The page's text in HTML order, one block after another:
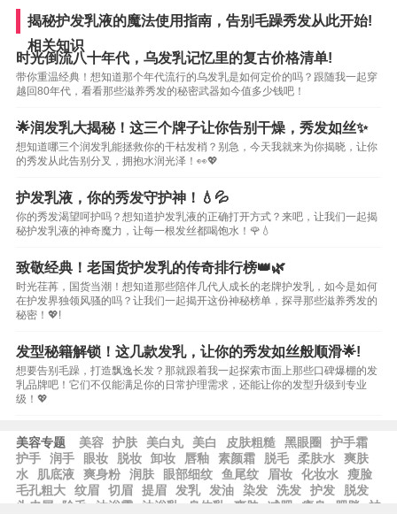
揭秘护发乳液的魔法使用指南，告别毛躁秀发从此开始!
相关知识
时光倒流八十年代，乌发乳记忆里的复古价格清单!
带你重温经典！想知道那个年代流行的乌发乳是如何定价的吗？跟随我一起穿
越回80年代，看看那些滋养秀发的秘密武器如今值多少钱吧！
🌟润发乳大揭秘！这三个牌子让你告别干燥，秀发如丝✨
想知道哪三个润发乳能拯救你的干枯发梢？别急，今天我就来为你揭晓，让你
的秀发从此告别分叉，拥抱水润光泽！👀💖
护发乳液，你的秀发守护神！💧💦
你的秀发渴望呵护吗？想知道护发乳液的正确打开方式？来吧，让我们一起揭
秘护发乳液的神奇魔力，让每一根发丝都喝饱水！🌹💧
致敬经典！老国货护发乳的传奇排行榜👑🌿
时光荏苒，国货当潮！想知道那些陪伴几代人成长的老牌护发乳，如今是如何
在护发界独领风骚的吗？让我们一起揭开这份神秘榜单，探寻那些滋养秀发的
秘密！💖!
发型秘籍解锁！这几款发乳，让你的秀发如丝般顺滑🌟!
想要告别毛躁，打造飘逸长发？那就跟着我一起探索市面上那些口碑爆棚的发
乳品牌吧！它们不仅能满足你的日常护理需求，还能让你的发型升级到专业
级！💖
美容专题 美容 护肤 美白丸 美白 皮肤粗糙 黑眼圈
护手霜
护手
润手 眼妆 脱妆 卸妆 唇釉 素颜霜 脱毛 柔肤水
爽肤
水
肌底液 爽身粉 润肤 眼部细纹 鱼尾纹 眉妆 化妆水
瘦脸
毛孔粗大
纹眉 切眉 提眉 发乳 发油 染发 洗发 护发
脱发
头皮屑
除毛 沐浴露 沐浴乳 身体乳 爽肤 减肥 瘦身 肥胖
祛